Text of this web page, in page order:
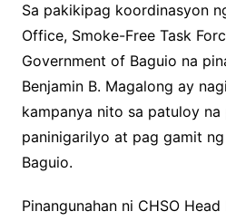
Sa pakikipag koordinasyon
Office, Smoke-Free Task
Government of Baguio na
Benjamin B. Magalong ay
kampanya nito sa patuloy
paninigarilyo at pag gamit
Baguio.
Pinangunahan ni CHSO